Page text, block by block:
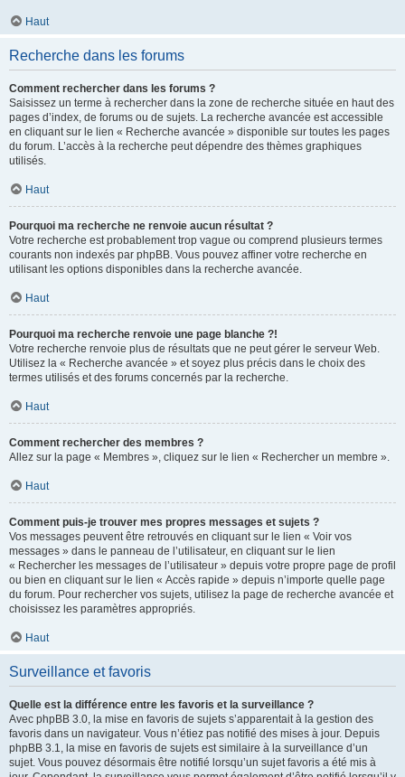
Haut
Recherche dans les forums
Comment rechercher dans les forums ?
Saisissez un terme à rechercher dans la zone de recherche située en haut des
pages d’index, de forums ou de sujets. La recherche avancée est accessible
en cliquant sur le lien « Recherche avancée » disponible sur toutes les pages
du forum. L’accès à la recherche peut dépendre des thèmes graphiques
utilisés.
Haut
Pourquoi ma recherche ne renvoie aucun résultat ?
Votre recherche est probablement trop vague ou comprend plusieurs termes
courants non indexés par phpBB. Vous pouvez affiner votre recherche en
utilisant les options disponibles dans la recherche avancée.
Haut
Pourquoi ma recherche renvoie une page blanche ?!
Votre recherche renvoie plus de résultats que ne peut gérer le serveur Web.
Utilisez la « Recherche avancée » et soyez plus précis dans le choix des
termes utilisés et des forums concernés par la recherche.
Haut
Comment rechercher des membres ?
Allez sur la page « Membres », cliquez sur le lien « Rechercher un membre ».
Haut
Comment puis-je trouver mes propres messages et sujets ?
Vos messages peuvent être retrouvés en cliquant sur le lien « Voir vos
messages » dans le panneau de l’utilisateur, en cliquant sur le lien
« Rechercher les messages de l’utilisateur » depuis votre propre page de profil
ou bien en cliquant sur le lien « Accès rapide » depuis n’importe quelle page
du forum. Pour rechercher vos sujets, utilisez la page de recherche avancée et
choisissez les paramètres appropriés.
Haut
Surveillance et favoris
Quelle est la différence entre les favoris et la surveillance ?
Avec phpBB 3.0, la mise en favoris de sujets s’apparentait à la gestion des
favoris dans un navigateur. Vous n’étiez pas notifié des mises à jour. Depuis
phpBB 3.1, la mise en favoris de sujets est similaire à la surveillance d’un
sujet. Vous pouvez désormais être notifié lorsqu’un sujet favoris a été mis à